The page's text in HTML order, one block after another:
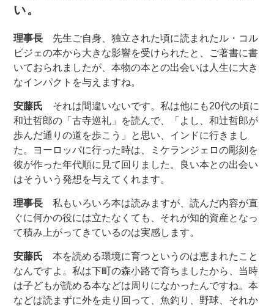
い。
理事長 先生ご自身、独立された頃に読まれたル・コル
ビジェの本から大きな影響を受けられたと、ご著書に書
いておられましたが、本物の本との出会いは人生に大き
なインパクトを与えますね。
安藤氏 それは間違いないです。私は他にも20代の頃に
和辻哲郎の「古寺巡礼」を読んで、「よし、和辻哲郎が
歩んだ通りの道を歩こう」と思い、インドに行きまし
た。ヨーロッパに行った時は、ミケランジェロの彫刻を
彼が作った年代順に見て回りました。良い本との出会い
はそういう発想を与えてくれます。
理事長 私もいろいろ本は読みますが、読んだ内容が直
ぐに何かの役には立たなくても、それが知的資産となっ
て積み上がってきているのは実感します。
安藤氏 本を読める環境に育つというのは恵まれたこと
なんですよ。私は下町の森小路で育ちましたから、当時
は子どもが読める本などは周りになかったんですね。本
などは読まずに外を走り回って、魚釣り、野球、それか